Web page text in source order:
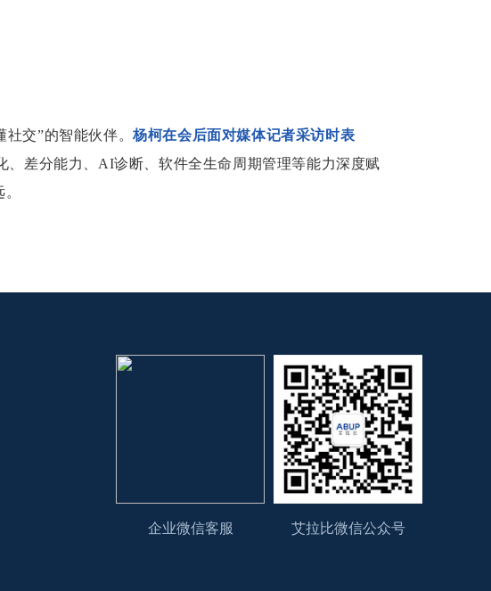
社交”的智能伙伴。杨柯在会后面对媒体记者采访时表
、差分能力、AI诊断、软件全生命周期管理等能力深度赋
艾拉比微信公众号
企业微信客服